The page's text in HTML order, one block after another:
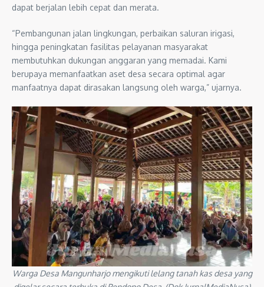
dapat berjalan lebih cepat dan merata.
“Pembangunan jalan lingkungan, perbaikan saluran irigasi,
hingga peningkatan fasilitas pelayanan masyarakat
membutuhkan dukungan anggaran yang memadai. Kami
berupaya memanfaatkan aset desa secara optimal agar
manfaatnya dapat dirasakan langsung oleh warga,” ujarnya.
Warga Desa Mangunharjo mengikuti lelang tanah kas desa yang